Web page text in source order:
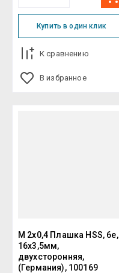
Купить в один клик
К сравнению
В избранное
M 2x0,4 Плашка HSS, 6e,
16x3,5мм,
двухсторонняя,
(Германия), 100169